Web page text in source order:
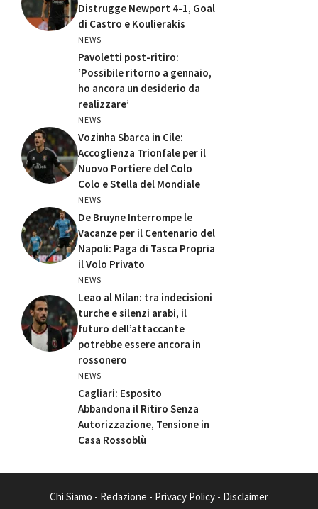
Distrugge Newport 4-1, Goal
di Castro e Koulierakis
NEWS
Pavoletti post-ritiro:
‘Possibile ritorno a gennaio,
ho ancora un desiderio da
realizzare’
NEWS
Vozinha Sbarca in Cile:
Accoglienza Trionfale per il
Nuovo Portiere del Colo
Colo e Stella del Mondiale
NEWS
De Bruyne Interrompe le
Vacanze per il Centenario del
Napoli: Paga di Tasca Propria
il Volo Privato
NEWS
Leao al Milan: tra indecisioni
turche e silenzi arabi, il
futuro dell’attaccante
potrebbe essere ancora in
rossonero
NEWS
Cagliari: Esposito
Abbandona il Ritiro Senza
Autorizzazione, Tensione in
Casa Rossoblù
Chi Siamo - Redazione - Privacy Policy - Disclaimer